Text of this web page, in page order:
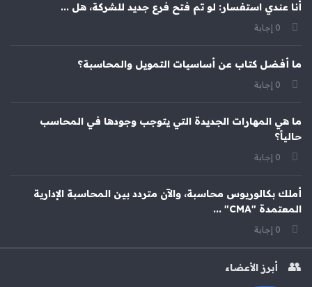
أنا عندي استفسار: لو تم فتح فرع جديد للشركة، هل ...
‫0 إجابة
ما أفضل كتاب عن أساسيات التمويل والمحاسبة؟
‫0 إجابة
ما هي المهارات الجديدة التي يتوجب وجودها في المحاسب
حالياً؟
‫0 إجابة
أملك بكالوريوس محاسبة، والآن متردد بين المحاسبة الإدارية
المعتمدة "CMA" ...
‫0 إجابة
أبرز الأعضاء